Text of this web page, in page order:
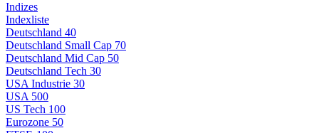
Indizes
Indexliste
Deutschland 40
Deutschland Small Cap 70
Deutschland Mid Cap 50
Deutschland Tech 30
USA Industrie 30
USA 500
US Tech 100
Eurozone 50